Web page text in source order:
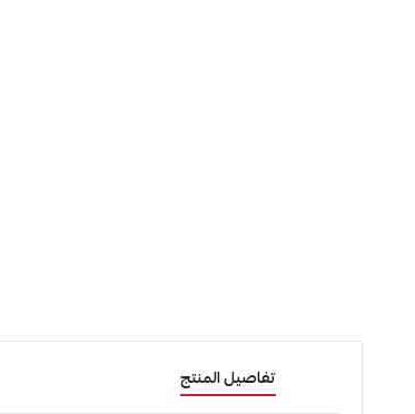
تفاصيل المنتج